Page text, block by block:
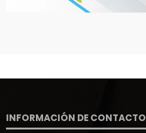
INFORMACIÓN DE CONTACTO